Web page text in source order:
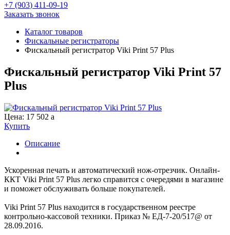
+7 (903) 411-09-19
Заказать звонок
Каталог товаров
Фискальные регистраторы
Фискальный регистратор Viki Print 57 Plus
Фискальный регистратор Viki Print 57
Plus
Цена: 17 502 a
Купить
Описание
Ускоренная печать и автоматический нож-отрезчик. Онлайн-
ККТ Viki Print 57 Plus легко справится с очередями в магазине
и поможет обслуживать больше покупателей.
Viki Print 57 Plus находится в государственном реестре
контрольно-кассовой техники. Приказ № ЕД-7-20/517@ от
28.09.2016.